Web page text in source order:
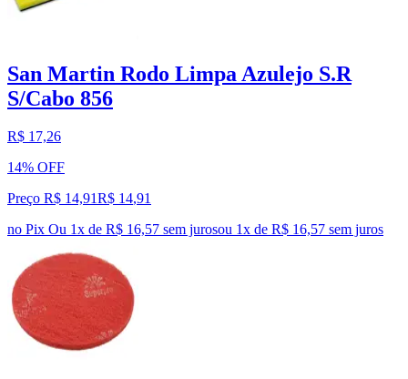
San Martin Rodo Limpa Azulejo S.R
S/Cabo 856
R$ 17,26
14% OFF
Preço R$ 14,91R$ 14,91
no Pix Ou 1x de R$ 16,57 sem jurosou 1x de R$ 16,57 sem juros